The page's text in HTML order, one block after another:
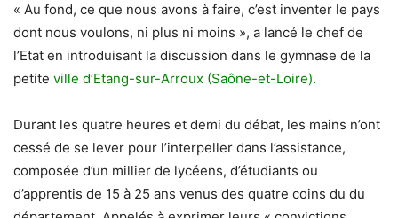
« Au fond, ce que nous avons à faire, c’est inventer le pays
dont nous voulons, ni plus ni moins », a lancé le chef de
l’Etat en introduisant la discussion dans le gymnase de la
petite ville d’Etang-sur-Arroux (Saône-et-Loire).
Durant les quatre heures et demi du débat, les mains n’ont
cessé de se lever pour l’interpeller dans l’assistance,
composée d’un millier de lycéens, d’étudiants ou
d’apprentis de 15 à 25 ans venus des quatre coins du du